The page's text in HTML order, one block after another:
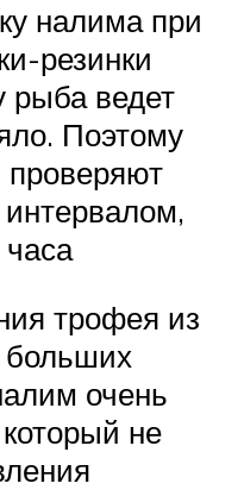
налима при
резинки
рыба ведет
Поэтому
трофея из
больших
очень
не